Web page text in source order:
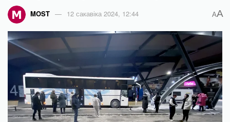
MOST 12 сакавіка 2024, 12:44 AA